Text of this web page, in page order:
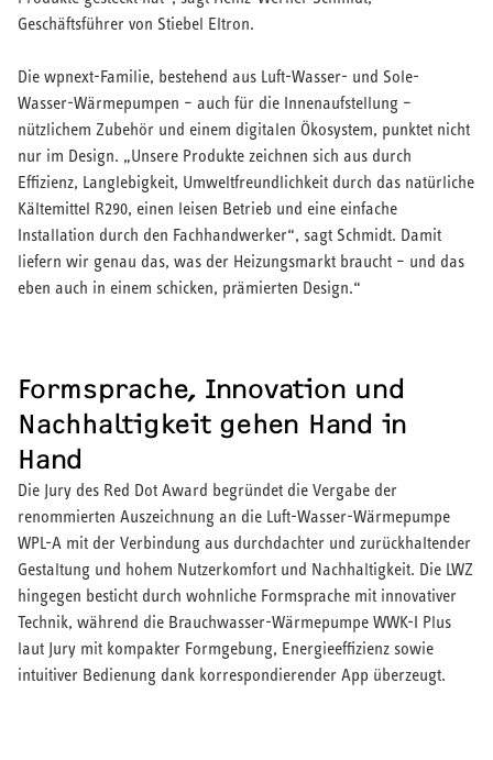
Geschäftsführer von Stiebel Eltron.
Die wpnext-Familie, bestehend aus Luft-Wasser- und Sole-
Wasser-Wärmepumpen – auch für die Innenaufstellung –
nützlichem Zubehör und einem digitalen Ökosystem, punktet nicht
nur im Design. „Unsere Produkte zeichnen sich aus durch
Effizienz, Langlebigkeit, Umweltfreundlichkeit durch das natürliche
Kältemittel R290, einen leisen Betrieb und eine einfache
Installation durch den Fachhandwerker“, sagt Schmidt. Damit
liefern wir genau das, was der Heizungsmarkt braucht – und das
eben auch in einem schicken, prämierten Design.“
Formsprache, Innovation und
Nachhaltigkeit gehen Hand in
Hand
Die Jury des Red Dot Award begründet die Vergabe der
renommierten Auszeichnung an die Luft-Wasser-Wärmepumpe
WPL-A mit der Verbindung aus durchdachter und zurückhaltender
Gestaltung und hohem Nutzerkomfort und Nachhaltigkeit. Die LWZ
hingegen besticht durch wohnliche Formsprache mit innovativer
Technik, während die Brauchwasser-Wärmepumpe WWK-I Plus
laut Jury mit kompakter Formgebung, Energieeffizienz sowie
intuitiver Bedienung dank korrespondierender App überzeugt.